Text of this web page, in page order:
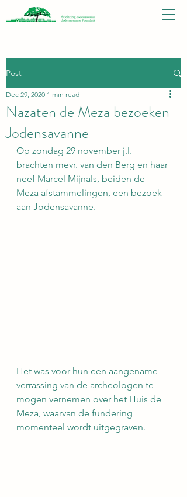
Post
Nazaten de Meza bezoeken
Jodensavanne
Dec 29, 2020 1 min read
Op zondag 29 november j.l.
brachten mevr. van den Berg en haar
neef Marcel Mijnals, beiden de
Meza afstammelingen, een bezoek
aan Jodensavanne.
Het was voor hun een aangename
verrassing van de archeologen te
mogen vernemen over het Huis de
Meza, waarvan de fundering
momenteel wordt uitgegraven.